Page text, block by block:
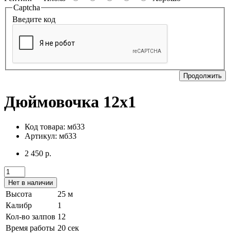
Captcha
Введите код
Продолжить
Дюймовочка 12х1
Код товара: мб33
Артикул: мб33
2 450 р.
Нет в наличии
Высота
25 м
Калибр
1
Кол-во залпов 12
Время работы 20 сек